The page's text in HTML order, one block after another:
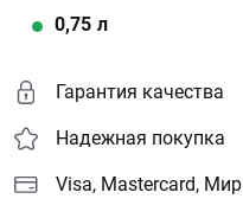
0,75 л
Гарантия качества
Надежная покупка
Visa, Mastercard, Мир